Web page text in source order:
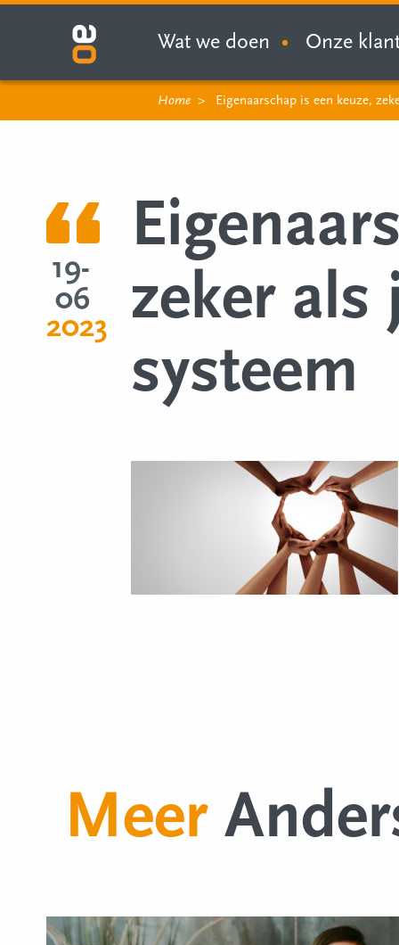
Wat we doen Onze
Home Eigenaarschap is een keuze,
19-
06
2023
zeker als
systeem
Meer